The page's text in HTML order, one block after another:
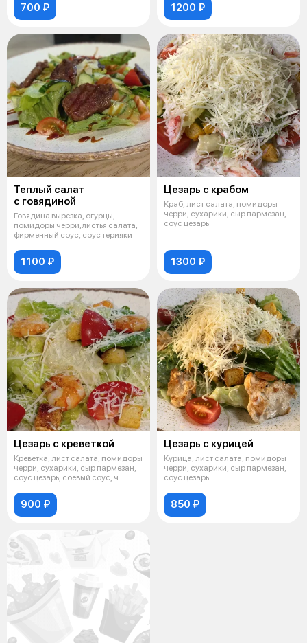
700 ₽ 1200 ₽
Теплый салат
с говядиной
Говядина вырезка, огурцы,
помидоры черри,листья салата,
фирменный соус, соус терияки
1100 ₽
Цезарь с крабом
Краб, лист салата, помидоры
черри, сухарики, сыр пармезан,
соус цезарь
1300 ₽
Цезарь с креветкой
Креветка, лист салата, помидоры
черри, сухарики, сыр пармезан,
соус цезарь, соевый соус, ч
900 ₽
Цезарь с курицей
Курица, лист салата, помидоры
черри, сухарики, сыр пармезан,
соус цезарь
850 ₽